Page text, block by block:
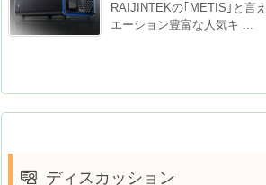
RAIJINTEKの｢METIS｣と言
エーション豊富な人気キ ...
ディスカッション